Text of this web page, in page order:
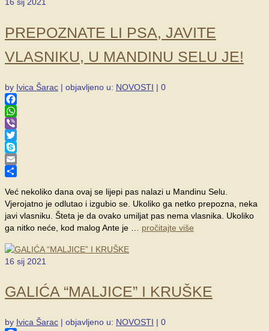
PREPOZNATE LI PSA, JAVITE
VLASNIKU, U MANDINU SELU JE!
by Ivica Šarac | objavljeno u: NOVOSTI | 0
Facebook
WhatsApp
Viber
Twitter
Skype
Email
Već nekoliko dana ovaj se lijepi pas nalazi u Mandinu Selu.
Vjerojatno je odlutao i izgubio se. Ukoliko ga netko prepozna, neka
javi vlasniku. Šteta je da ovako umiljat pas nema vlasnika. Ukoliko
ga nitko neće, kod malog Ante je … pročitajte više
16 sij 2021
GALIĆA “MALJICE” I KRUŠKE
by Ivica Šarac | objavljeno u: NOVOSTI | 0